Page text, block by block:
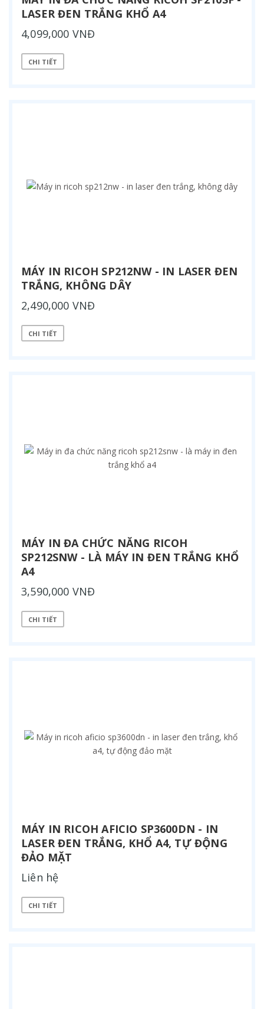
LASER ĐEN TRẮNG KHỔ A4
4,099,000 VNĐ
CHI TIẾT
MÁY IN RICOH SP212NW - IN LASER ĐEN
TRẮNG, KHÔNG DÂY
2,490,000 VNĐ
CHI TIẾT
MÁY IN ĐA CHỨC NĂNG RICOH
SP212SNW - LÀ MÁY IN ĐEN TRẮNG KHỔ
A4
3,590,000 VNĐ
CHI TIẾT
MÁY IN RICOH AFICIO SP3600DN - IN
LASER ĐEN TRẮNG, KHỔ A4, TỰ ĐỘNG
ĐẢO MẶT
Liên hệ
CHI TIẾT